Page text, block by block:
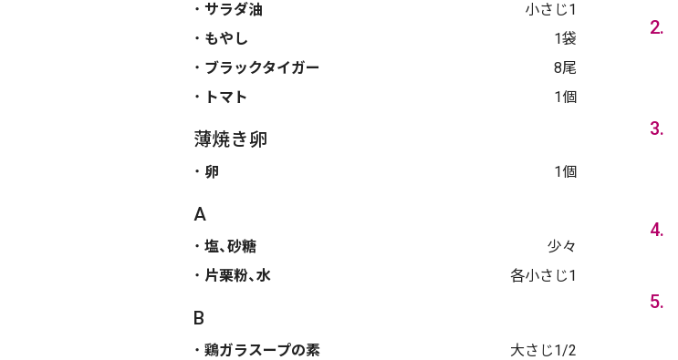
サラダ油
小さじ1
もやし
1袋
ブラックタイガー
8尾
トマト
1個
薄焼き卵
卵 1個
A
塩、砂糖
少々
片栗粉、水
各小さじ1
B
鶏ガラスープの素
大さじ1/2